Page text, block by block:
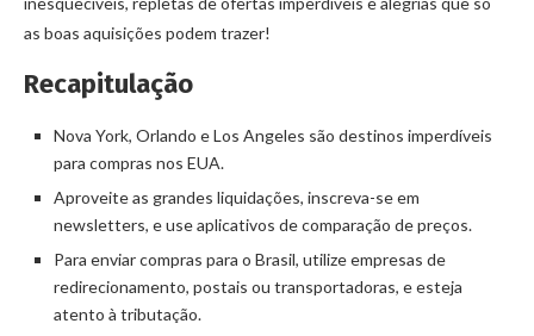
as boas aquisições podem trazer!
Recapitulação
Nova York, Orlando e Los Angeles são destinos imperdíveis
para compras nos EUA.
Aproveite as grandes liquidações, inscreva-se em
newsletters, e use aplicativos de comparação de preços.
Para enviar compras para o Brasil, utilize empresas de
redirecionamento, postais ou transportadoras, e esteja
atento à tributação.